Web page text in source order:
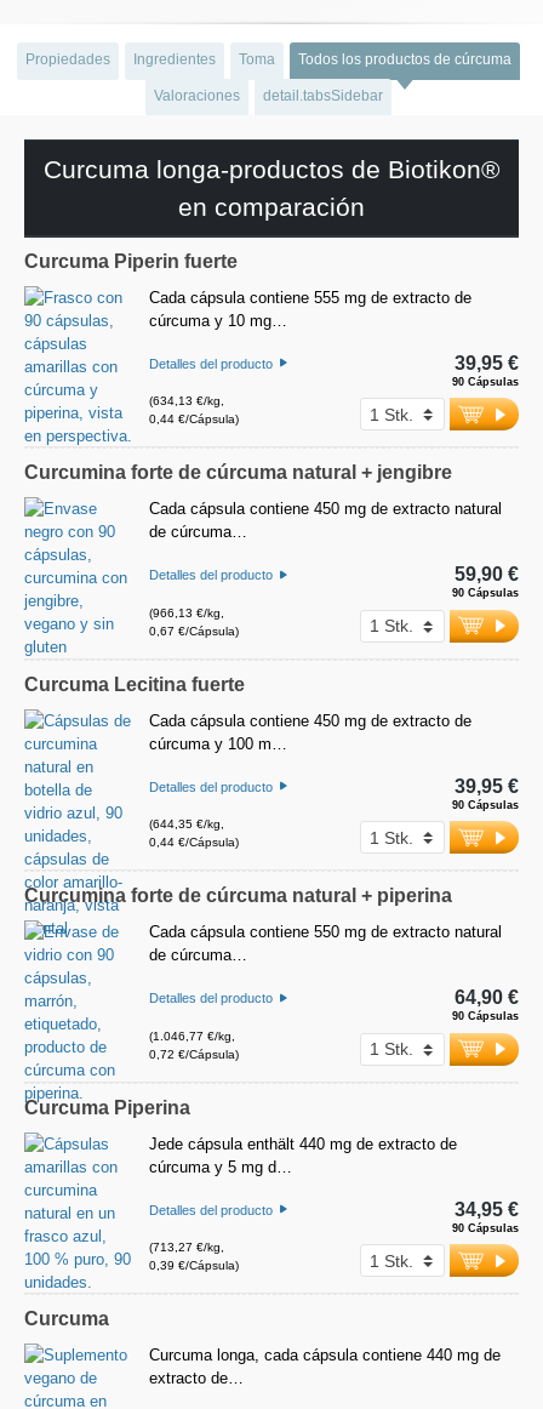
Propiedades Ingredientes Toma Todos los productos de cúrcuma
Valoraciones detail.tabsSidebar
Curcuma longa-productos de Biotikon®
en comparación
Curcuma Piperin fuerte
Cada cápsula contiene 555 mg de extracto de
cúrcuma y 10 mg…
Detalles del producto
(634,13 €/kg,
0,44 €/Cápsula)
90 Cápsulas
39,95 €
Curcumina forte de cúrcuma natural + jengibre
Cada cápsula contiene 450 mg de extracto natural
de cúrcuma…
Detalles del producto
(966,13 €/kg,
0,67 €/Cápsula)
90 Cápsulas
59,90 €
Curcuma Lecitina fuerte
Cada cápsula contiene 450 mg de extracto de
cúrcuma y 100 m…
Detalles del producto
(644,35 €/kg,
0,44 €/Cápsula)
90 Cápsulas
39,95 €
Curcumina forte de cúrcuma natural + piperina
Cada cápsula contiene 550 mg de extracto natural
de cúrcuma…
Detalles del producto
(1.046,77 €/kg,
0,72 €/Cápsula)
90 Cápsulas
64,90 €
Curcuma Piperina
Jede cápsula enthält 440 mg de extracto de
cúrcuma y 5 mg d…
Detalles del producto
(713,27 €/kg,
0,39 €/Cápsula)
90 Cápsulas
34,95 €
Curcuma
Curcuma longa, cada cápsula contiene 440 mg de
extracto de…